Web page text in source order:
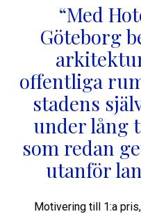
“Med
Göteborg
offentliga
stadens
under lång
som redan
utanför
Motivering till 1:a